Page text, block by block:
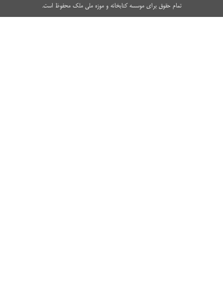
تمام حقوق برای موسسه کتابخانه و موزه ملی ملک محفوظ است.